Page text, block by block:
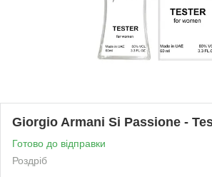
Giorgio Armani Si Passione -
Готово до відправки
Роздріб